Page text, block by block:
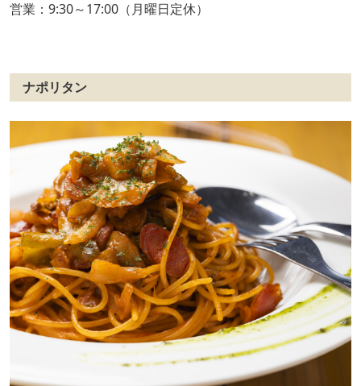
営業：9:30～17:00（月曜日定休）
ナポリタン